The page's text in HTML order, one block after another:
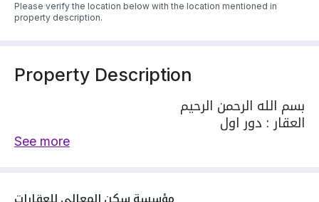
Please verify the location below with the location mentioned in
property description.
Property Description
بسم الله الرحمن الرحيم
العقار : دور اول
See more
مؤسسة سكن المعالي للعقارات